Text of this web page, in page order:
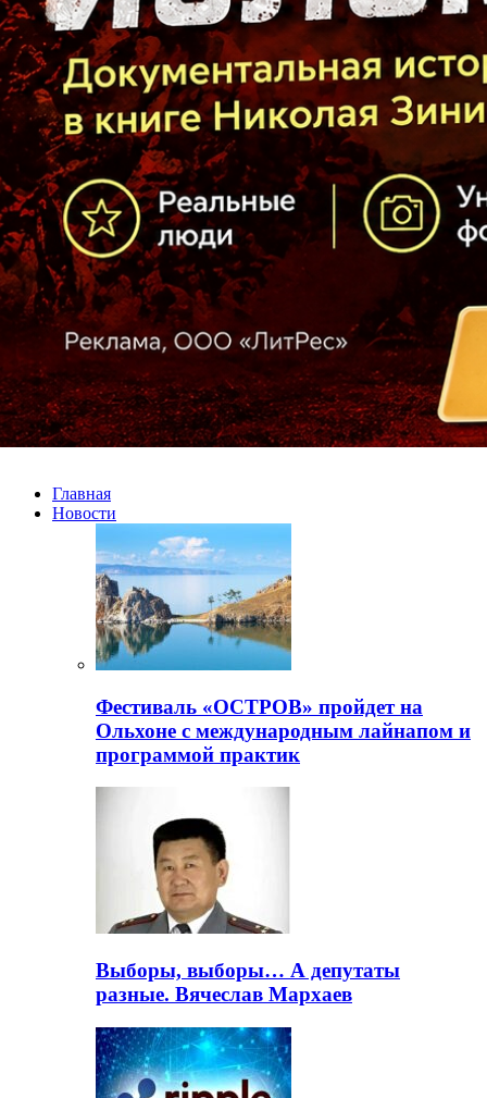
Главная
Новости
Фестиваль «ОСТРОВ» пройдет на
Ольхоне с международным лайнапом и
программой практик
Выборы, выборы… А депутаты
разные. Вячеслав Мархаев